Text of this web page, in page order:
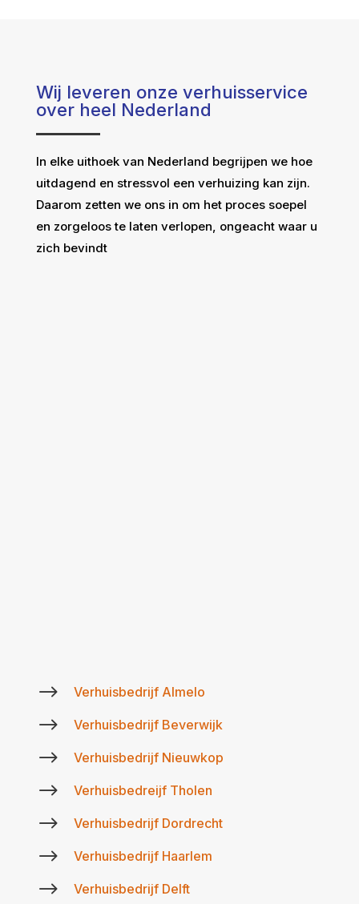
Wij leveren onze verhuisservice
over heel Nederland
In elke uithoek van Nederland begrijpen we hoe
uitdagend en stressvol een verhuizing kan zijn.
Daarom zetten we ons in om het proces soepel
en zorgeloos te laten verlopen, ongeacht waar u
zich bevindt
$ Verhuisbedrijf Almelo
$ Verhuisbedrijf Beverwijk
$ Verhuisbedrijf Nieuwkop
$ Verhuisbedreijf Tholen
$ Verhuisbedrijf Dordrecht
$ Verhuisbedrijf Haarlem
$ Verhuisbedrijf Delft